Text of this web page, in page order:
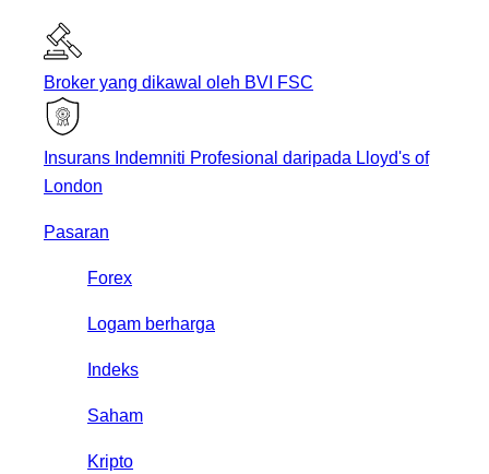
Broker yang dikawal oleh BVI FSC
Insurans Indemniti Profesional daripada Lloyd's of
London
Pasaran
Forex
Logam berharga
Indeks
Saham
Kripto